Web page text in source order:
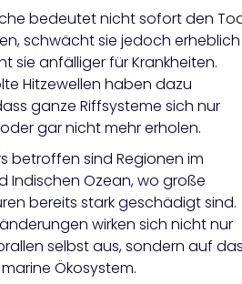
bedeutet nicht sofort den
schwächt sie jedoch erheblich
sie anfälliger für Krankheiten.
Hitzewellen haben dazu
ganze Riffsysteme sich nur
gar nicht mehr erholen.
betroffen sind Regionen im
Indischen Ozean, wo große
bereits stark geschädigt sind.
wirken sich nicht nur
selbst aus, sondern auf
Ökosystem.